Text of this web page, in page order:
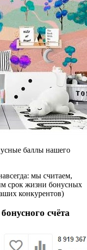
баллы нашего
мы считаем,
срок жизни бонусных
конкурентов)
счёта